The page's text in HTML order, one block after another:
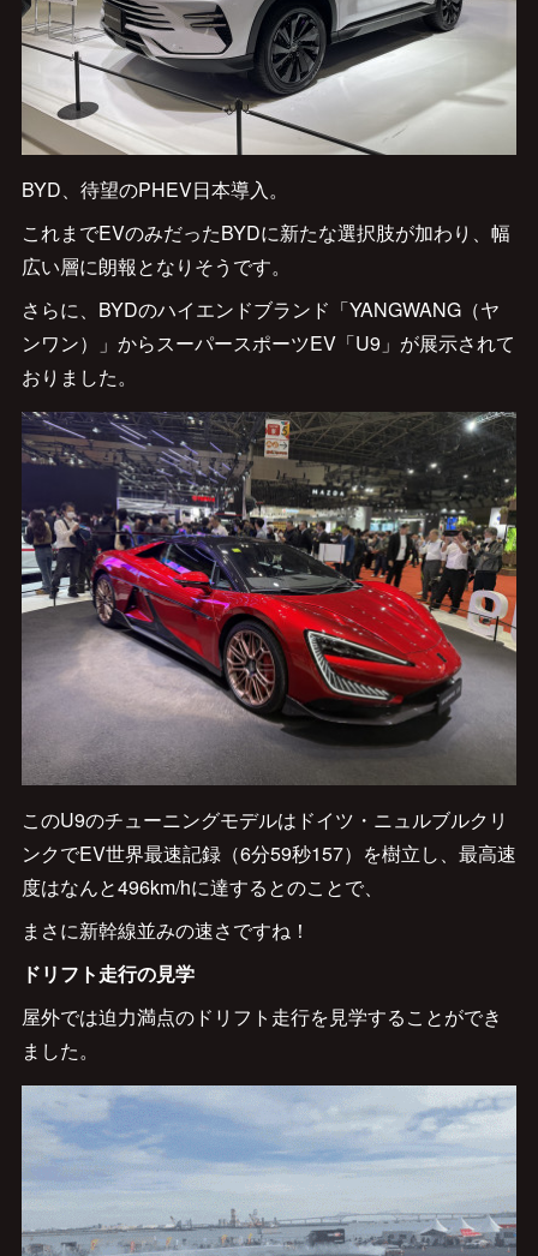
BYD、待望のPHEV日本導入。
これまでEVのみだったBYDに新たな選択肢が加わり、幅
広い層に朗報となりそうです。
さらに、BYDのハイエンドブランド「YANGWANG（ヤ
ンワン）」からスーパースポーツEV「U9」が展示されて
おりました。
このU9のチューニングモデルはドイツ・ニュルブルクリ
ンクでEV世界最速記録（6分59秒157）を樹立し、最高速
度はなんと496km/hに達するとのことで、
まさに新幹線並みの速さですね！
ドリフト走行の見学
屋外では迫力満点のドリフト走行を見学することができ
ました。